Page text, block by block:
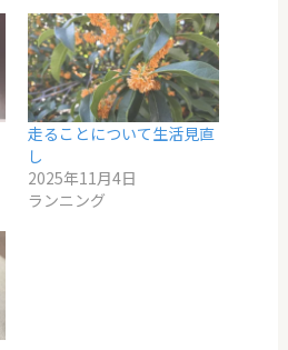
走ることについて生活見直
し
2025年11月4日
ランニング